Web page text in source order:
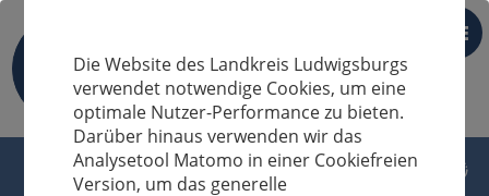
DE
Die Website des Landkreis Ludwigsburgs
verwendet notwendige Cookies, um eine
optimale Nutzer-Performance zu bieten.
Darüber hinaus verwenden wir das
Analysetool Matomo in einer Cookiefreien
Version, um das generelle